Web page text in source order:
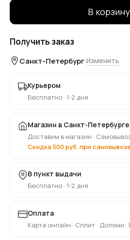
В корзину
Получить заказ
Санкт-Петербург Изменить
Курьером
Бесплатно · 1-2 дня
Магазин в Санкт-Петербурге
Доставим в магазин ·
Скидка 500 руб. при самовывозе
В пункт выдачи
Бесплатно · 1-2 дня
Оплата
Карта онлайн · Сплит · Долями